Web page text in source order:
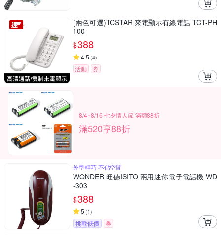
(兩色可選)TCSTAR 來電顯示有線電話 TCT-PH
100
$388
4.5 (4)
活動 券
8/4~8/16 七夕情人節 滿額88折
滿520享88折
外型輕巧 不佔空間
WONDER 旺德ISITO 兩用迷你電子電話機 WD
-303
$388
5 (1)
挑戰低價
券